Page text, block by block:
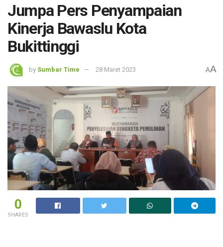
Jumpa Pers Penyampaian
Kinerja Bawaslu Kota
Bukittinggi
by Sumbar Time 28 Maret 2023 AA
0
SHARES